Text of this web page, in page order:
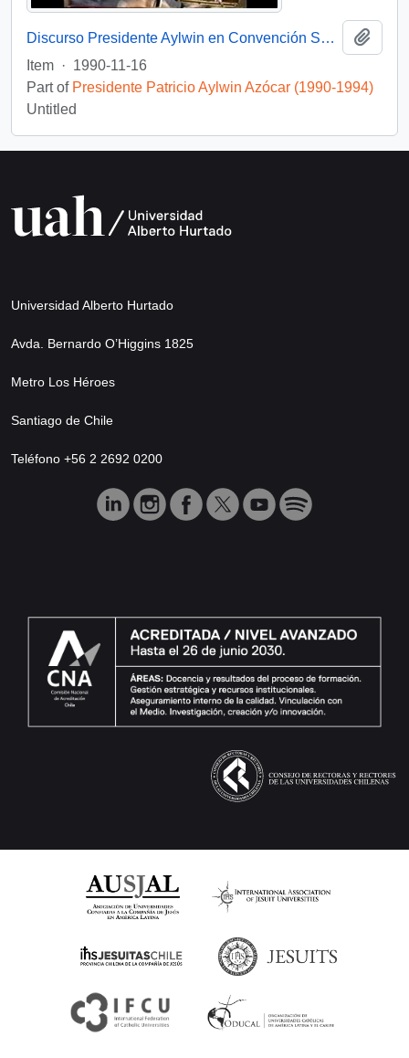
Discurso Presidente Aylwin en Convención Santiago: Video
Item · 1990-11-16
Part of Presidente Patricio Aylwin Azócar (1990-1994)
Untitled
Universidad Alberto Hurtado
Avda. Bernardo O’Higgins 1825
Metro Los Héroes
Santiago de Chile
Teléfono +56 2 2692 0200